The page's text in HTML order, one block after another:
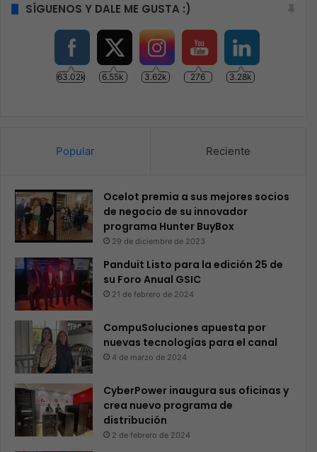
SÍGUENOS Y DALE ME GUSTA :)
63.02k 6.55k 3.62k 276 3.28k
Popular Reciente
Ocelot premia a sus mejores socios
de negocio de su innovador
programa Hunter BuyBox
29 de diciembre de 2023
Panduit Listo para la edición 25 de
su Foro Anual GSIC
21 de febrero de 2024
CompuSoluciones apuesta por
nuevas tecnologías para el canal
4 de marzo de 2024
CyberPower inaugura sus oficinas y
crea nuevo programa de
distribución
2 de febrero de 2024